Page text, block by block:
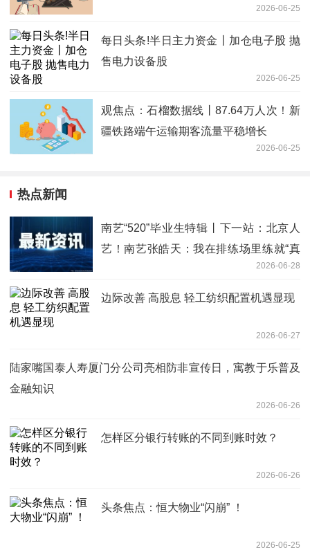
2026-06-25
每日头条!半日主力资金丨加仓电子股 抛
售电力设备股
2026-06-25
观焦点：石榴数据线丨87.64万人次！新
疆铁路端午运输期客流量平稳增长
2026-06-25
热点新闻
南艺“520”毕业生特辑丨下一站：北京人
艺！南艺张皓天：我在排练场里练就“真
2026-06-28
边际改善 高股息 轻工纺织配置机遇显现
2026-06-27
陆家嘴国泰人寿厦门分公司亮相防非宣传日，寓教于乐普及
金融知识
2026-06-26
怎样区分银行转账的不同到账时效？
2026-06-26
头条焦点：恒大物业“闪崩” ！
2026-06-25